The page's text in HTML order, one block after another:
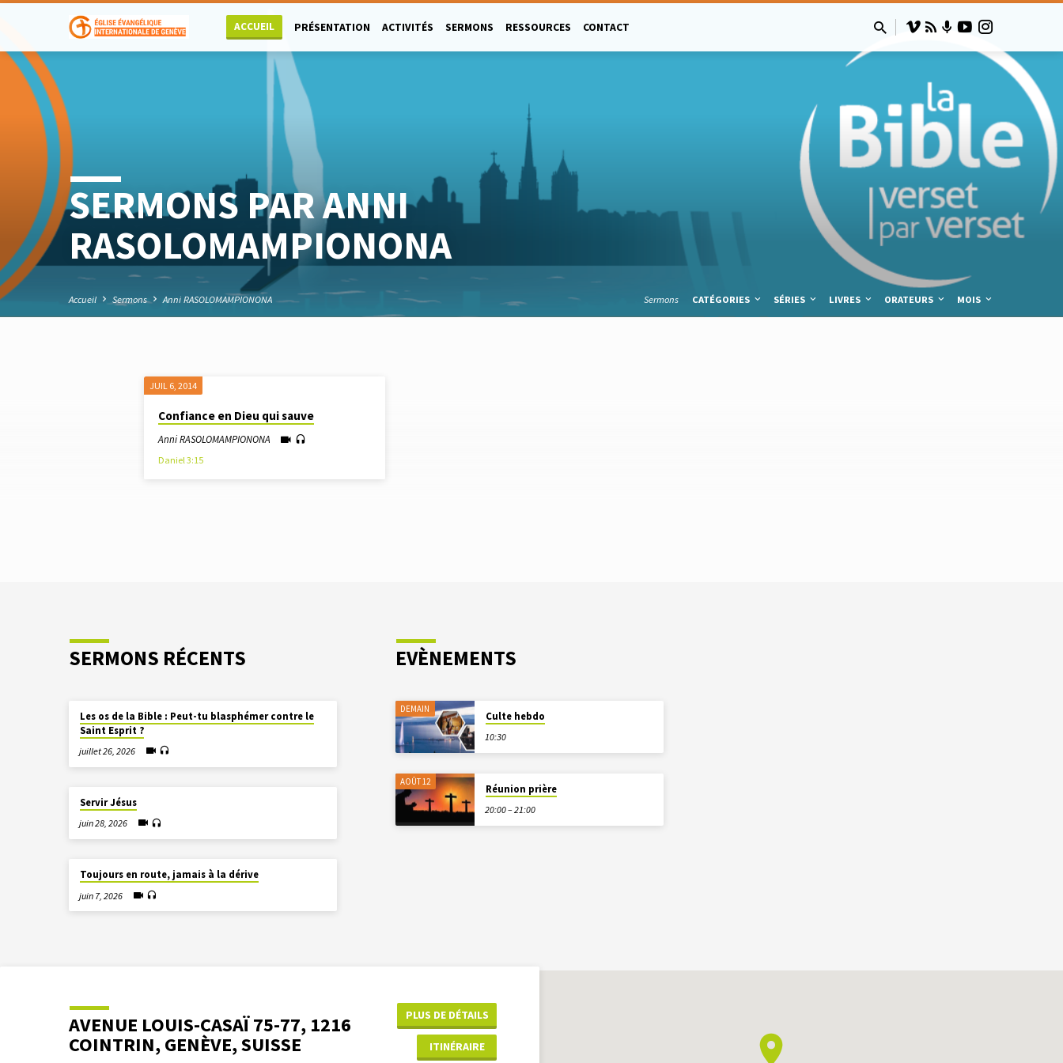
ACCUEIL PRÉSENTATION ACTIVITÉS SERMONS RESSOURCES CONTACT
SERMONS PAR ANNI
RASOLOMAMPIONONA
Accueil Sermons Anni RASOLOMAMPIONONA Sermons CATÉGORIES SÉRIES LIVRES ORATEURS MOIS
SERMONS
JUIL 6, 2014
Confiance en Dieu qui sauve
Anni RASOLOMAMPIONONA
Daniel 3:15
SERMONS RÉCENTS
Les os de la Bible : Peut-tu blasphémer contre le
Saint Esprit ?
juillet 26, 2026
Servir Jésus
juin 28, 2026
Toujours en route, jamais à la dérive
juin 7, 2026
EVÈNEMENTS
DEMAIN
Culte hebdo
10:30
AOÛT 12
Réunion prière
20:00 – 21:00
AVENUE LOUIS-CASAÏ 75-77, 1216
COINTRIN, GENÈVE, SUISSE
PLUS DE DÉTAILS
ITINÉRAIRE